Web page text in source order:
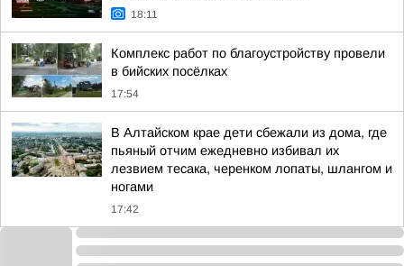
18:11
Комплекс работ по благоустройству провели
в бийских посёлках
17:54
В Алтайском крае дети сбежали из дома, где
пьяный отчим ежедневно избивал их
лезвием тесака, черенком лопаты, шлангом и
ногами
17:42